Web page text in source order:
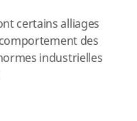
certains alliages
des
industrielles